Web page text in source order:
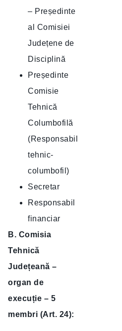
– Președinte
al Comisiei
Județene de
Disciplină
Președinte
Comisie
Tehnică
Columbofilă
(Responsabil
tehnic-
columbofil)
Secretar
Responsabil
financiar
B. Comisia
Tehnică
Județeană –
organ de
execuție – 5
membri (Art. 24):